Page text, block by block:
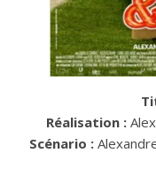
Réalisation :
Scénario :